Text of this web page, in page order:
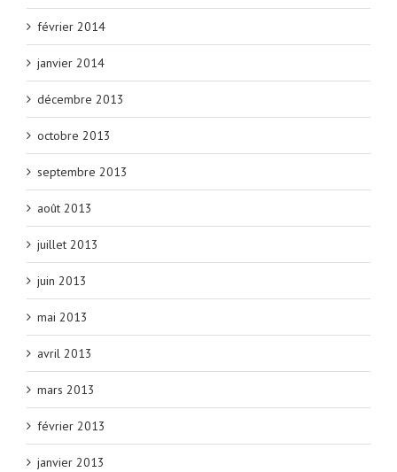
février 2014
janvier 2014
décembre 2013
octobre 2013
septembre 2013
août 2013
juillet 2013
juin 2013
mai 2013
avril 2013
mars 2013
février 2013
janvier 2013